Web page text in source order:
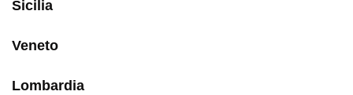
Sicilia
Veneto
Lombardia